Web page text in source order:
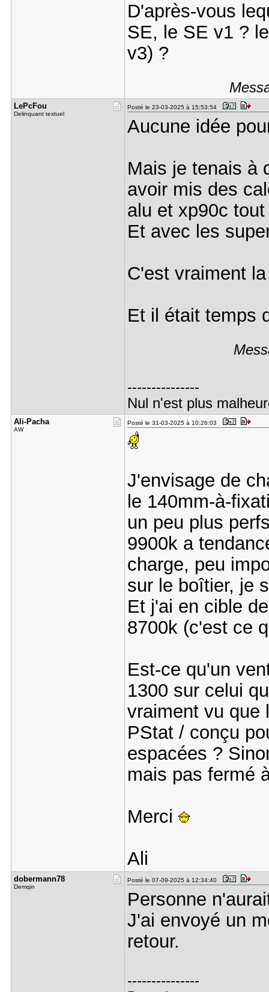
D'après-vous
SE, le SE v1 ?
v3) ?
LePcFou
Delinquant textuel
Posté le 23-03-2025 à 15:53:54
Aucune idée
Mais je tenais à
avoir mis des
alu et xp90c
Et avec les
C'est vraiment
Et il était temps
---------------
Nul n'est plus
Ali-Pacha
AW
Posté le 31-03-2025 à 10:26:03
J'envisage de
le 140mm-à-
un peu plus
9900k a
charge, peu
sur le boîtier, je
Et j'ai en cible
8700k (c'est ce
Est-ce qu'un
1300 sur celui
vraiment vu que
PStat / conçu
espacées ?
mais pas fermé
Merci
Ali
dobermann7​8
Demqin
Posté le 07-09-2025 à 12:34:40
Personne
J'ai envoyé un
retour.
---------------